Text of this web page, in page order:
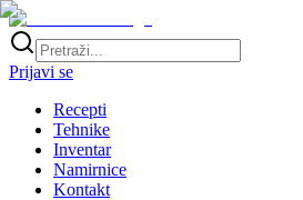
Prijavi se
Recepti
Tehnike
Inventar
Namirnice
Kontakt